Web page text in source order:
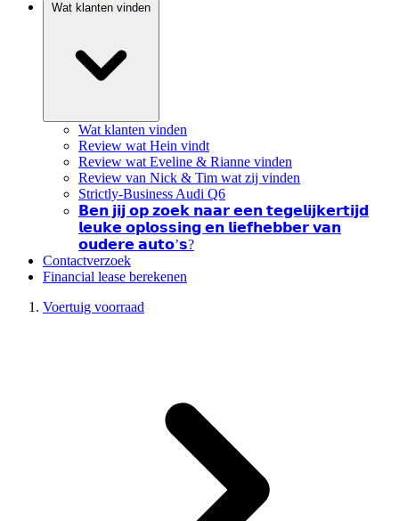
Wat klanten vinden
Wat klanten vinden
Review wat Hein vindt
Review wat Eveline & Rianne vinden
Review van Nick & Tim wat zij vinden
Strictly-Business Audi Q6
𝗕𝗲𝗻 𝗷𝗶𝗷 𝗼𝗽 𝘇𝗼𝗲𝗸 𝗻𝗮𝗮𝗿 𝗲𝗲𝗻 𝘁𝗲𝗴𝗲𝗹𝗶𝗷𝗸𝗲𝗿𝘁𝗶𝗷𝗱
𝗹𝗲𝘂𝗸𝗲 𝗼𝗽𝗹𝗼𝘀𝘀𝗶𝗻𝗴 𝗲𝗻 𝗹𝗶𝗲𝗳𝗵𝗲𝗯𝗯𝗲𝗿 𝘃𝗮𝗻
𝗼𝘂𝗱𝗲𝗿𝗲 𝗮𝘂𝘁𝗼’𝘀?
Contactverzoek
Financial lease berekenen
Voertuig voorraad